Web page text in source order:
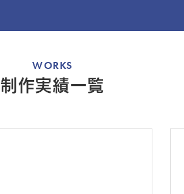
WORKS
制作実績一覧